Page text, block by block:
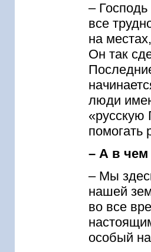
–
все
на
Он так
люди
помогать
– А в чем
– Мы
нашей
во все
особый